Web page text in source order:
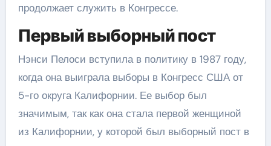
продолжает служить в Конгрессе.
Первый выборный пост
Нэнси Пелоси вступила в политику в 1987 году,
когда она выиграла выборы в Конгресс США от
5-го округа Калифорнии. Ее выбор был
значимым, так как она стала первой женщиной
из Калифорнии, у которой был выборный пост в